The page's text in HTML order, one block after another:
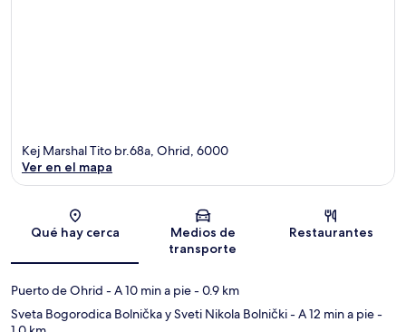
Sección del mapa
Kej Marshal Tito br.68a, Ohrid, 6000
Ver en el mapa
Qué hay cerca
Medios de
transporte
Restaurantes
Puerto de Ohrid - A 10 min a pie- 0.9 km
Sveta Bogorodica Bolnička y Sveti Nikola Bolnički- A 12 min a pie-